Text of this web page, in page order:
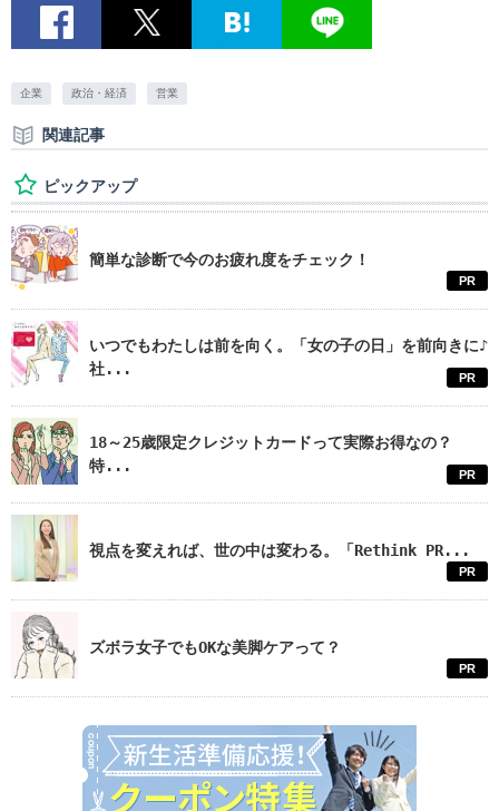
企業 政治・経済 営業
関連記事
ピックアップ
簡単な診断で今のお疲れ度をチェック！
PR
いつでもわたしは前を向く。「女の子の日」を前向きに♪
社...
PR
18～25歳限定クレジットカードって実際お得なの？
特...
PR
視点を変えれば、世の中は変わる。「Rethink PR...
PR
ズボラ女子でもOKな美脚ケアって？
PR